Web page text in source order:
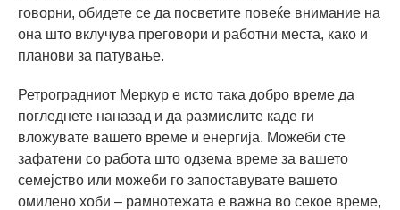
говорни, обидете се да посветите повеќе внимание на
она што вклучува преговори и работни места, како и
планови за патување.
Ретроградниот Меркур е исто така добро време да
погледнете наназад и да размислите каде ги
вложувате вашето време и енергија. Можеби сте
зафатени со работа што одзема време за вашето
семејство или можеби го запоставувате вашето
омилено хоби – рамнотежата е важна во секое време,